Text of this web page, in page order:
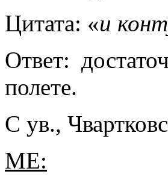
Цитата: «и
Ответ:
полете.
С ув.,
МЕ: